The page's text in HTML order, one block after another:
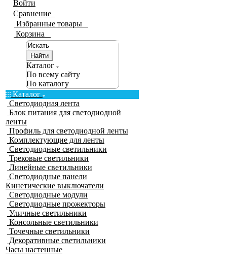
Войти
Сравнение
Избранные товары
Корзина
Найти
Каталог
По всему сайту
По каталогу
Каталог
Светодиодная лента
Блок питания для светодиодной
ленты
Профиль для светодиодной ленты
Комплектующие для ленты
Светодиодные светильники
Трековые светильники
Линейные светильники
Светодиодные панели
Кинетические выключатели
Светодиодные модули
Светодиодные прожекторы
Уличные светильники
Консольные светильники
Точечные светильники
Декоративные светильники
Часы настенные